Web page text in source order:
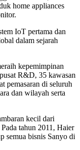
home appliances
IoT pertama dan
dalam sejarah
kepemimpinan
R&D, 35 kawasan
pemasaran di seluruh
dan wilayah serta
kecil dari
tahun 2011, Haier
semua bisnis Sanyo di